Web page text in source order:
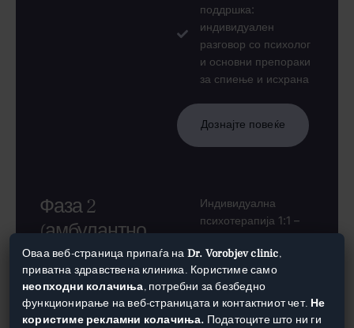
поддршка:
индивидуален
разговор со психолог
и основни препораки
за спиење и исхрана
Дознајте повеќе
Фаза 2
(амбулантно
лекување во
клиника)
14+ дена – главна
терапија и програма
Индивидуална
психотерапија 1:1 –
работа на причините
за зависноста
(емоции, трауми,
тригери)
Конкретен план за
Оваа веб-страница припаѓа на Dr. Vorobjev clinic,
приватна здравствена клиника. Користиме само
неопходни колачиња, потребни за безбедно
функционирање на веб-страницата и контактниот чет. Не
користиме рекламни колачиња. Податоците што ни ги